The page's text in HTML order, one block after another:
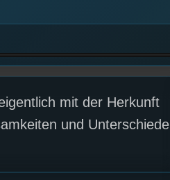
mit der Herkunft
und Unterschiede